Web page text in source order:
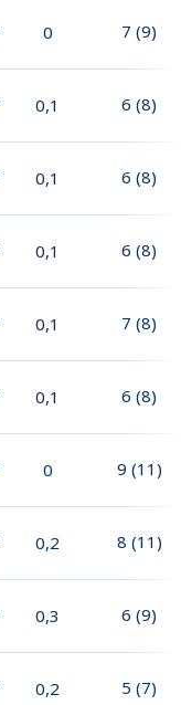
0 7 (9)
0,1 6 (8)
0,1 6 (8)
0,1 6 (8)
0,1 7 (8)
0,1 6 (8)
0 9 (11)
0,2 8 (11)
0,3 6 (9)
0,2 5 (7)